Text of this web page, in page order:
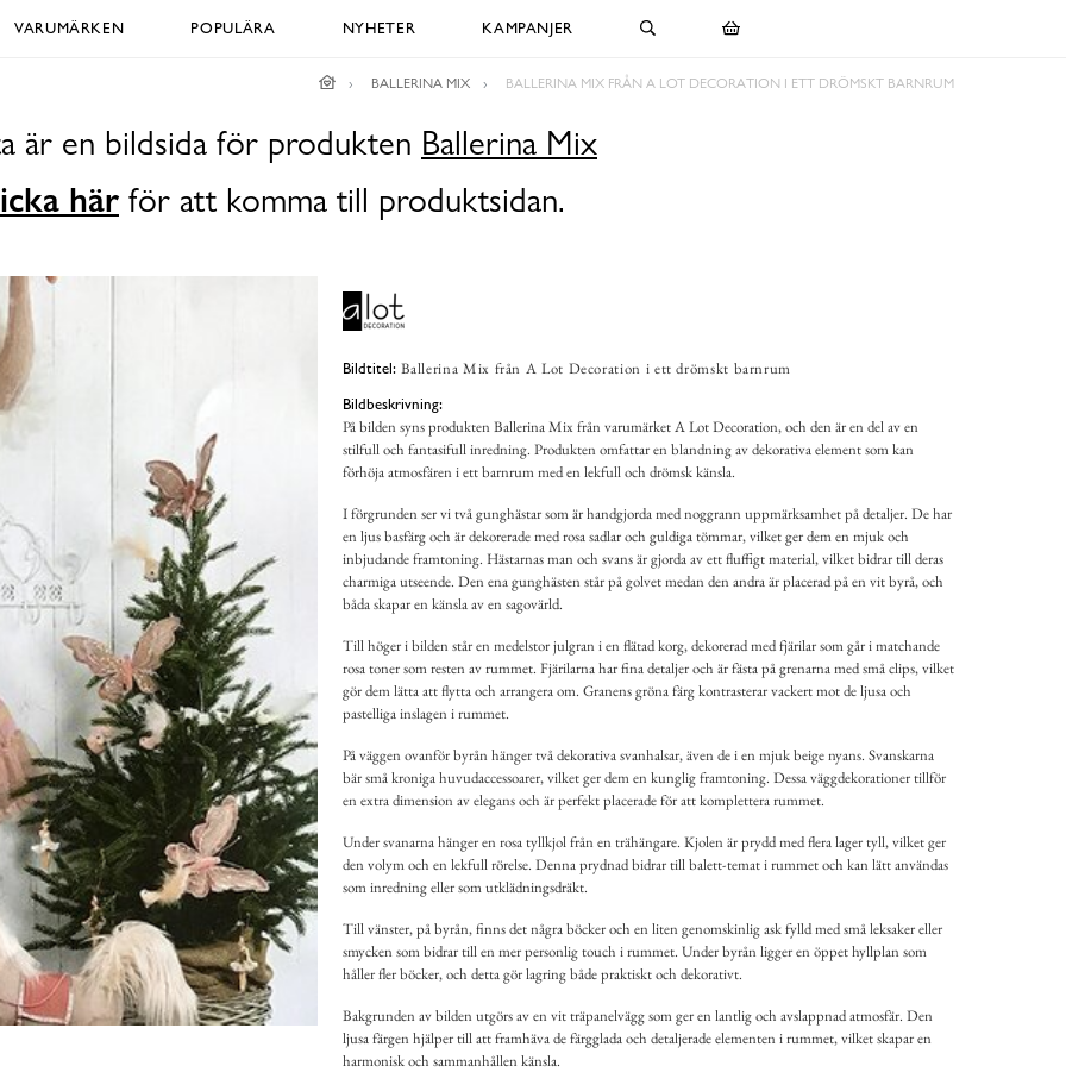
VARUMÄRKEN POPULÄRA NYHETER KAMPANJER
BALLERINA MIX BALLERINA MIX FRÅN A LOT DECORATION I ETT DRÖMSKT BARNRUM
är en bildsida för produkten Ballerina Mix
här för att komma till produktsidan.
Bildtitel: Ballerina Mix från A Lot Decoration i ett drömskt barnrum
Bildbeskrivning:
På bilden syns produkten Ballerina Mix från varumärket A Lot Decoration, och den är en del av en
stilfull och fantasifull inredning. Produkten omfattar en blandning av dekorativa element som kan
förhöja atmosfären i ett barnrum med en lekfull och drömsk känsla.
I förgrunden ser vi två gunghästar som är handgjorda med noggrann uppmärksamhet på detaljer. De har
en ljus basfärg och är dekorerade med rosa sadlar och guldiga tömmar, vilket ger dem en mjuk och
inbjudande framtoning. Hästarnas man och svans är gjorda av ett fluffigt material, vilket bidrar till deras
charmiga utseende. Den ena gunghästen står på golvet medan den andra är placerad på en vit byrå, och
båda skapar en känsla av en sagovärld.
Till höger i bilden står en medelstor julgran i en flätad korg, dekorerad med fjärilar som går i matchande
rosa toner som resten av rummet. Fjärilarna har fina detaljer och är fästa på grenarna med små clips, vilket
gör dem lätta att flytta och arrangera om. Granens gröna färg kontrasterar vackert mot de ljusa och
pastelliga inslagen i rummet.
På väggen ovanför byrån hänger två dekorativa svanhalsar, även de i en mjuk beige nyans. Svanskarna
bär små kroniga huvudaccessoarer, vilket ger dem en kunglig framtoning. Dessa väggdekorationer tillför
en extra dimension av elegans och är perfekt placerade för att komplettera rummet.
Under svanarna hänger en rosa tyllkjol från en trähängare. Kjolen är prydd med flera lager tyll, vilket ger
den volym och en lekfull rörelse. Denna prydnad bidrar till balett-temat i rummet och kan lätt användas
som inredning eller som utklädningsdräkt.
Till vänster, på byrån, finns det några böcker och en liten genomskinlig ask fylld med små leksaker eller
smycken som bidrar till en mer personlig touch i rummet. Under byrån ligger en öppet hyllplan som
håller fler böcker, och detta gör lagring både praktiskt och dekorativt.
Bakgrunden av bilden utgörs av en vit träpanelvägg som ger en lantlig och avslappnad atmosfär. Den
ljusa färgen hjälper till att framhäva de färgglada och detaljerade elementen i rummet, vilket skapar en
harmonisk och sammanhållen känsla.